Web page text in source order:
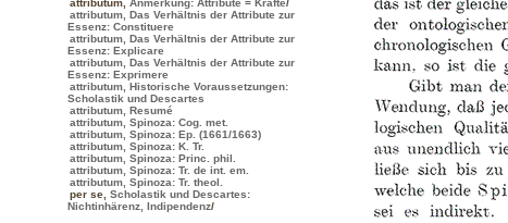
attributum Anmerkung: Attribute = Kräfte/
attributum, Das Verhältnis der Attribute zur
Essenz: Constituere
attributum, Das Verhältnis der Attribute zur
Essenz: Explicare
attributum, Das Verhältnis der Attribute zur
Essenz: Exprimere
attributum, Historische Voraussetzungen:
Scholastik und Descartes
attributum, Resumé
attributum, Spinoza: Cog. met.
attributum, Spinoza: Ep. (1661/1663)
attributum, Spinoza: K. Tr.
attributum, Spinoza: Princ. phil.
attributum, Spinoza: Tr. de int. em.
attributum, Spinoza: Tr. theol.
per se Scholastik und Descartes:
Nichtinhärenz, Indipendenz/